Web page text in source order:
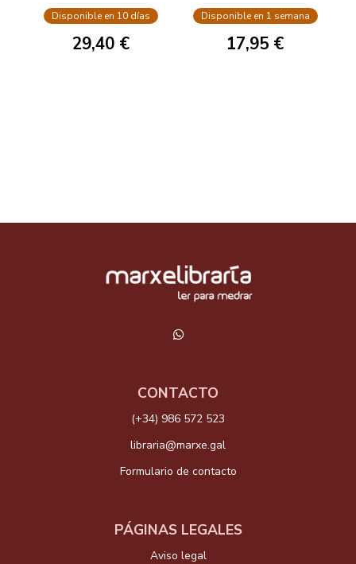
Disponible en 10 días
29,40 €
Disponible en 1 semana
17,95 €
CONTACTO
(+34) 986 572 523
libraria@marxe.gal
Formulario de contacto
PÁGINAS LEGALES
Aviso legal